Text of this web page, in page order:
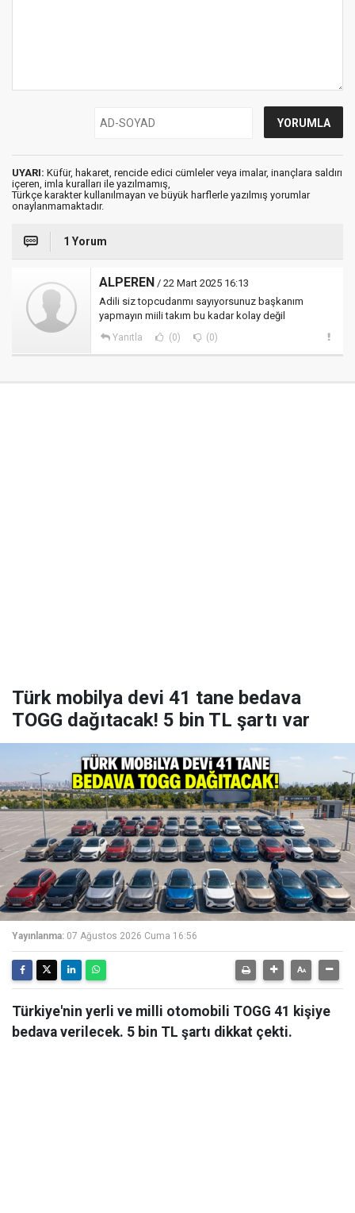
UYARI: Küfür, hakaret, rencide edici cümleler veya imalar, inançlara saldırı
içeren, imla kuralları ile yazılmamış,
Türkçe karakter kullanılmayan ve büyük harflerle yazılmış yorumlar
onaylanmamaktadır.
1 Yorum
ALPEREN / 22 Mart 2025 16:13
Adili siz topcudanmı sayıyorsunuz başkanım
yapmayın miili takım bu kadar kolay değil
Yanıtla (0) (0)
Türk mobilya devi 41 tane bedava
TOGG dağıtacak! 5 bin TL şartı var
Yayınlanma: 07 Ağustos 2026 Cuma 16:56
Türkiye'nin yerli ve milli otomobili TOGG 41 kişiye
bedava verilecek. 5 bin TL şartı dikkat çekti.